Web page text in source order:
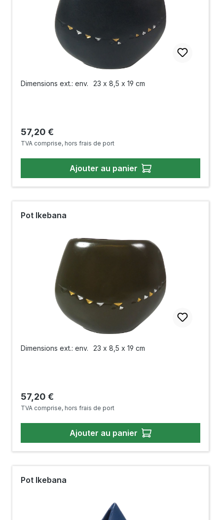
Dimensions ext.: env. 23 x 8,5 x 19 cm
Prix régulier :
57,20 €
TVA comprise, hors frais de port
Ajouter au panier
Pot Ikebana
Dimensions ext.: env. 23 x 8,5 x 19 cm
Prix régulier :
57,20 €
TVA comprise, hors frais de port
Ajouter au panier
Pot Ikebana